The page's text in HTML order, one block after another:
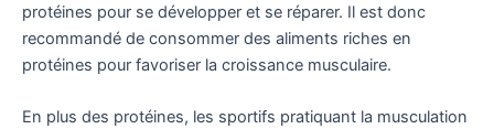
protéines pour se développer et se réparer. Il est donc
recommandé de consommer des aliments riches en
protéines pour favoriser la croissance musculaire.
En plus des protéines, les sportifs pratiquant la musculation